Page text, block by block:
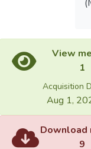
View
1
Acquisition
Aug 1,
Download
9